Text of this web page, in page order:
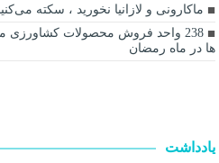
ماکارونی و لازانیا نخورید ، سکته
238 واحد فروش محصولات کشاورزی
ها در ماه رمضان
یادداشت